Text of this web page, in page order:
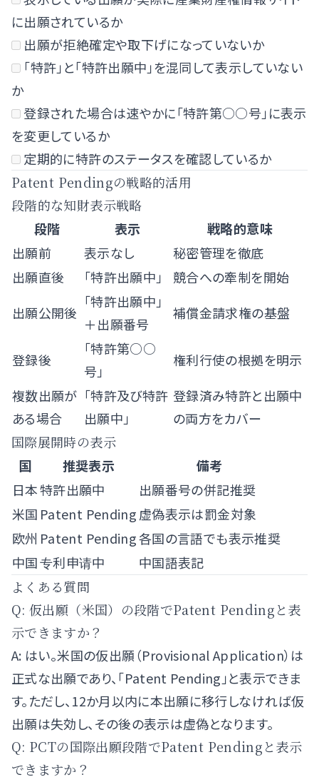
に出願されているか
出願が拒絶確定や取下げになっていないか
「特許」と「特許出願中」を混同して表示していない
か
登録された場合は速やかに「特許第○○号」に表示
を変更しているか
定期的に特許のステータスを確認しているか
Patent Pendingの戦略的活用
段階的な知財表示戦略
段階
表示
戦略的意味
出願前
表示なし
秘密管理を徹底
出願直後
「特許出願中」
競合への牽制を開始
出願公開後
「特許出願中」
＋出願番号
補償金請求権の基盤
登録後
「特許第○○
号」
権利行使の根拠を明示
複数出願が
ある場合
「特許及び特許
出願中」
登録済み特許と出願中
の両方をカバー
国際展開時の表示
国
推奨表示
備考
日本特許出願中
出願番号の併記推奨
米国 Patent Pending虚偽表示は罰金対象
欧州 Patent Pending各国の言語でも表示推奨
中国专利申请中
中国語表記
よくある質問
Q: 仮出願（米国）の段階でPatent Pendingと表
示できますか？
A: はい。米国の仮出願（Provisional Application）は
正式な出願であり、「Patent Pending」と表示できま
す。ただし、12か月以内に本出願に移行しなければ仮
出願は失効し、その後の表示は虚偽となります。
Q: PCTの国際出願段階でPatent Pendingと表示
できますか？